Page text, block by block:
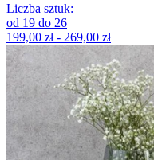
Liczba sztuk:
od 19 do 26
199,00 zł - 269,00 zł